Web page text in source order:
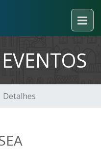
Detalhes